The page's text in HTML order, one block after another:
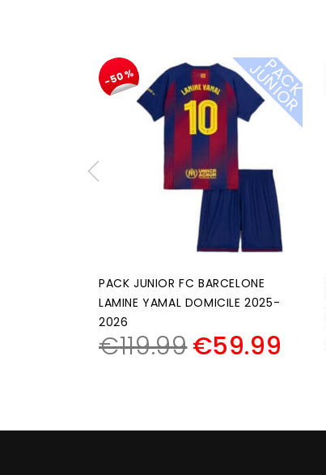
-50% P
A
C
K
J
U
N
I
O
R
PACK JUNIOR FC BARCELONE
LAMINE YAMAL DOMICILE 2025-
2026
€119.99€59.99